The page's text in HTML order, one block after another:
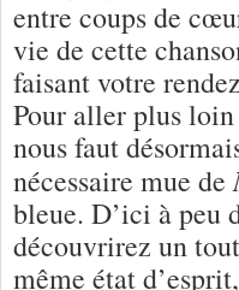
entre coups de
vie de cette
faisant votre
Pour aller plus
nous faut
nécessaire mue de
bleue. D’ici à peu
découvrirez un
même état